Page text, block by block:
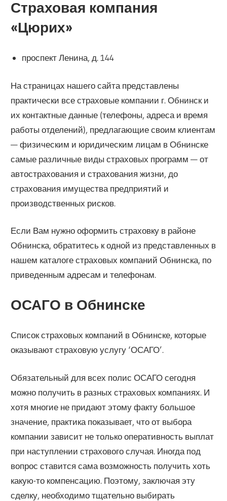
Страховая компания
«Цюрих»
проспект Ленина, д. 144
На страницах нашего сайта представлены
практически все страховые компании г. Обнинск и
их контактные данные (телефоны, адреса и время
работы отделений), предлагающие своим клиентам
— физическим и юридическим лицам в Обнинске
самые различные виды страховых программ — от
автострахования и страхования жизни, до
страхования имущества предприятий и
производственных рисков.
Если Вам нужно оформить страховку в районе
Обнинска, обратитесь к одной из представленных в
нашем каталоге страховых компаний Обнинска, по
приведенным адресам и телефонам.
ОСАГО в Обнинске
Список страховых компаний в Обнинске, которые
оказывают страховую услугу ‘ОСАГО’.
Обязательный для всех полис ОСАГО сегодня
можно получить в разных страховых компаниях. И
хотя многие не придают этому факту большое
значение, практика показывает, что от выбора
компании зависит не только оперативность выплат
при наступлении страхового случая. Иногда под
вопрос ставится сама возможность получить хоть
какую-то компенсацию. Поэтому, заключая эту
сделку, необходимо тщательно выбирать